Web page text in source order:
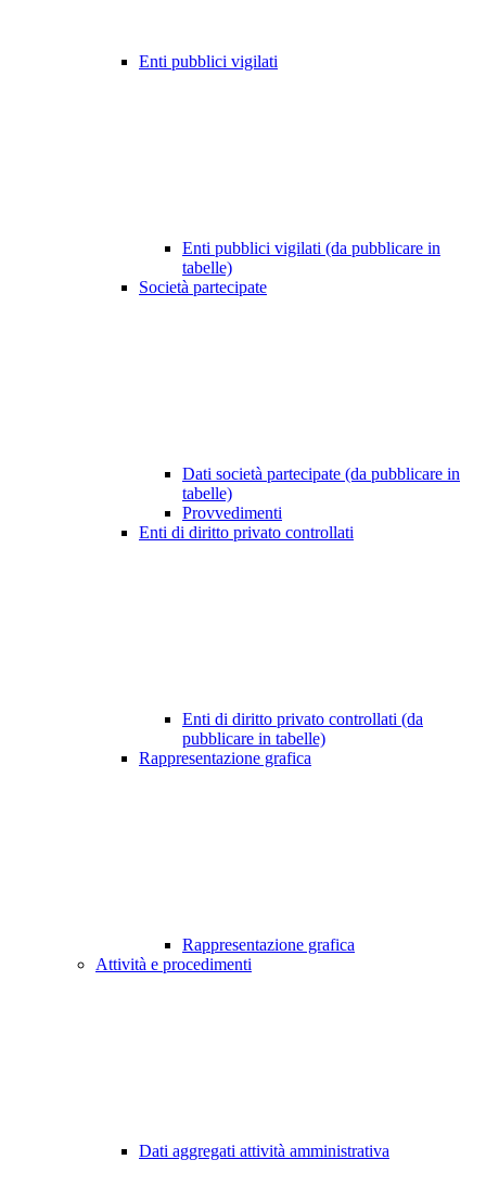
Enti pubblici vigilati
Enti pubblici vigilati (da pubblicare in
tabelle)
Società partecipate
Dati società partecipate (da pubblicare in
tabelle)
Provvedimenti
Enti di diritto privato controllati
Enti di diritto privato controllati (da
pubblicare in tabelle)
Rappresentazione grafica
Rappresentazione grafica
Attività e procedimenti
Dati aggregati attività amministrativa